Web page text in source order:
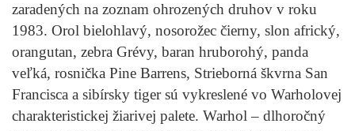
zaradených na zoznam ohrozených druhov v roku
1983. Orol bielohlavý, nosorožec čierny, slon africký,
orangutan, zebra Grévy, baran hruborohý, panda
veľká, rosnička Pine Barrens, Strieborná škvrna San
Francisca a sibírsky tiger sú vykreslené vo Warholovej
charakteristickej žiarivej palete. Warhol – dlhoročný